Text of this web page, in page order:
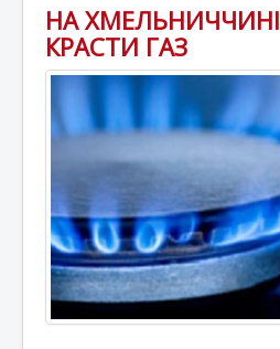
НА
КРАСТИ ГАЗ